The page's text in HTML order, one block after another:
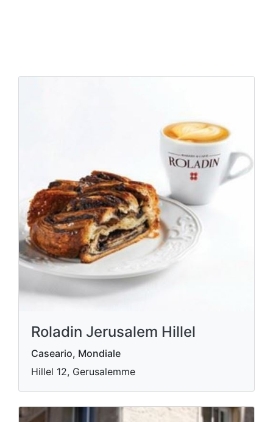
Roladin Jerusalem Hillel
Caseario, Mondiale
Hillel 12, Gerusalemme